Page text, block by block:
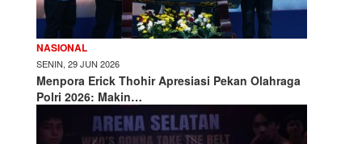
NASIONAL
SENIN, 29 JUN 2026
Menpora Erick Thohir Apresiasi Pekan Olahraga
Polri 2026: Makin…